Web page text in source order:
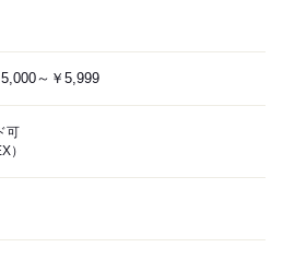
5,000～￥5,999
可
）